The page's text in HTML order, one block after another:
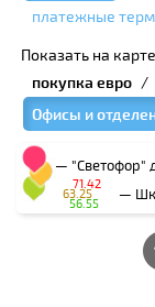
платежные
Показать на
покупка евро /
Офисы и
— "Светофор"
—
56.55
63.25
71.42